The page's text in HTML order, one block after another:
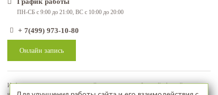
ПН-СБ с 9:00 до 21:00, ВС с 10:00 до 20:00
+ 7(499) 973-10-80
Онлайн запись
Информация, представленная на сайте, не является публичной офертой, а